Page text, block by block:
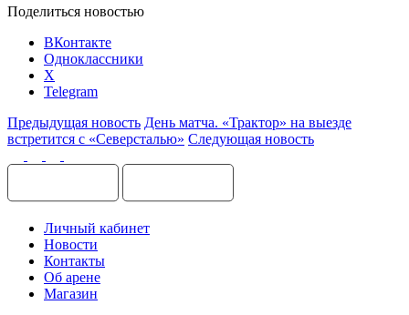
Поделиться новостью
ВКонтакте
Одноклассники
X
Telegram
Предыдущая новость День матча. «Трактор» на выезде
встретится с «Северсталью» Следующая новость
Личный кабинет
Новости
Контакты
Об арене
Магазин